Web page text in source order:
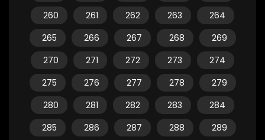
260
261 262 263
264
265
266 267 268
269
270
271 272 273
274
275
276 277 278
279
280
281 282 283
284
285
286 287 288
289